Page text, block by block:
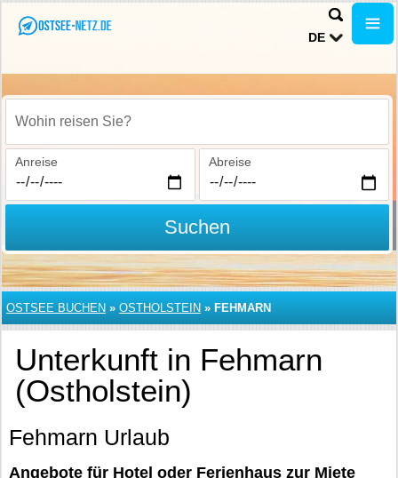
DE
Wohin reisen Sie?
Anreise Abreise
Suchen
OSTSEE BUCHEN » OSTHOLSTEIN » FEHMARN
Unterkunft in Fehmarn
(Ostholstein)
Fehmarn Urlaub
Angebote für Hotel oder Ferienhaus zur Miete